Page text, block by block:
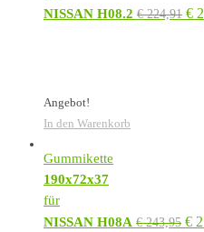
NISSAN H08.2 €224,91 €
Angebot!
In den Warenkorb
Gummikette
190x72x37
für
NISSAN H08A €243,95 €